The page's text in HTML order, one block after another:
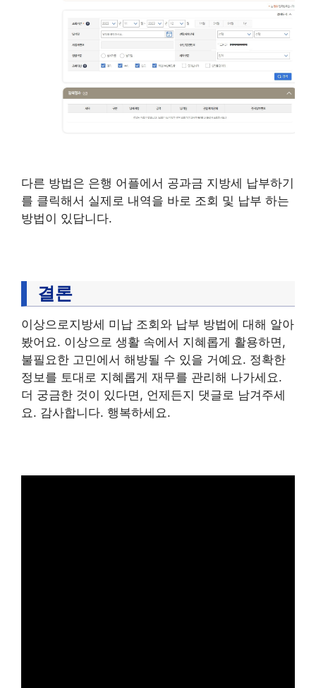
다른 방법은 은행 어플에서 공과금 지방세 납부하기
를 클릭해서 실제로 내역을 바로 조회 및 납부 하는
방법이 있답니다.
결론
이상으로지방세 미납 조회와 납부 방법에 대해 알아
봤어요. 이상으로 생활 속에서 지혜롭게 활용하면,
불필요한 고민에서 해방될 수 있을 거예요. 정확한
정보를 토대로 지혜롭게 재무를 관리해 나가세요.
더 궁금한 것이 있다면, 언제든지 댓글로 남겨주세
요. 감사합니다. 행복하세요.